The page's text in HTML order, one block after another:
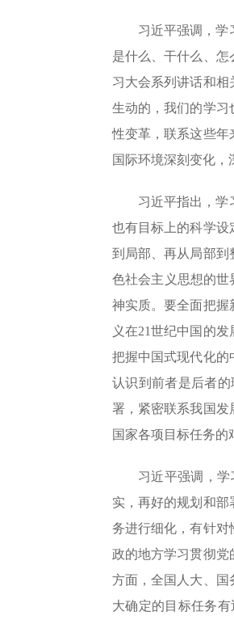
习近平强调，学
是什么、干什么、
习大会系列讲话和
生动的，我们的学习
性变革，联系这些年
国际环境深刻变化，
习近平指出，学
也有目标上的科学设
到局部、再从局部到
色社会主义思想的世
神实质。要全面把握
义在21世纪中国的
把握中国式现代化的
认识到前者是后者
署，紧密联系我国发
国家各项目标任务的
习近平强调，
实，再好的规划和
务进行细化，有针对
政的地方学习贯彻党
方面，全国人大、国
大确定的目标任务